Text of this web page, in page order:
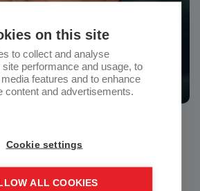
Inbetriebsetzung
Vergahrenstechnik
on this site
to collect and analyse
site performance and usage, to
features and to enhance
content and advertisements.
Cookie settings
ALL COOKIES